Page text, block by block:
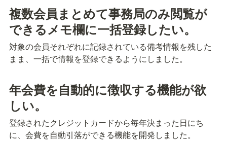
複数会員まとめて事務局のみ閲覧が
できるメモ欄に一括登録したい。
対象の会員それぞれに記録されている備考情報を残した
まま、一括で情報を登録できるようにしました。
年会費を自動的に徴収する機能が欲
しい。
登録されたクレジットカードから毎年決まった日にち
に、会費を自動引落ができる機能を開発しました。